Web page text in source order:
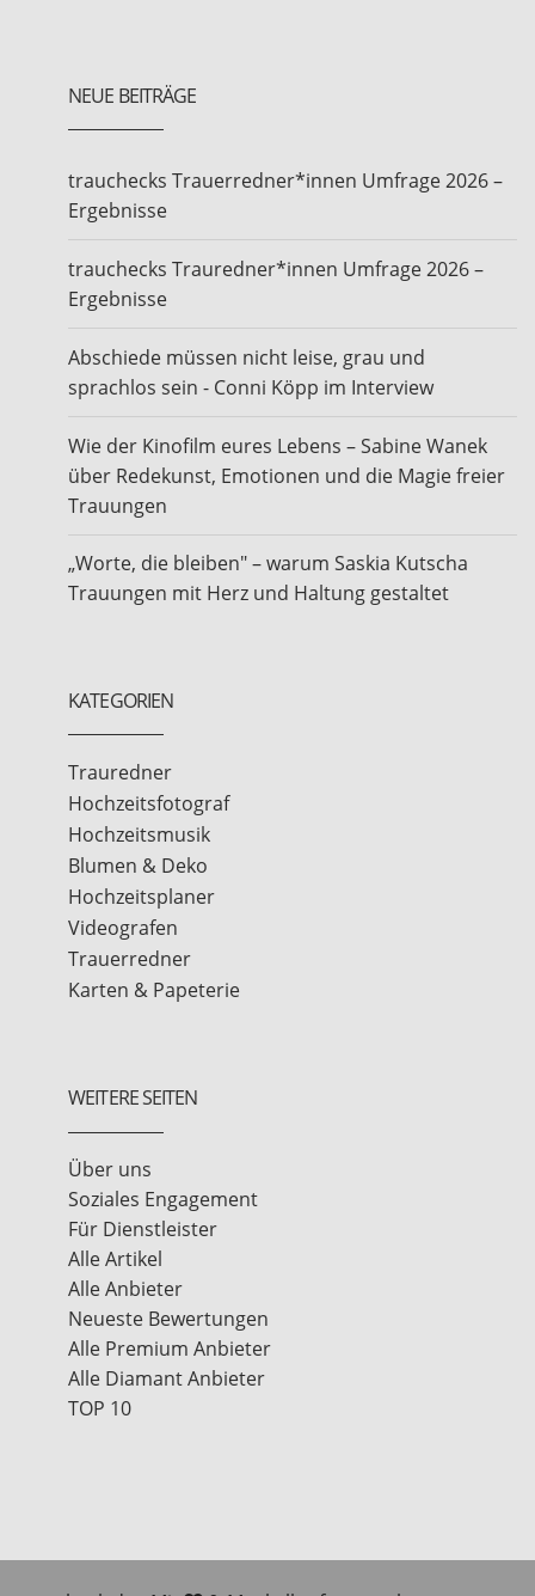
NEUE BEITRÄGE
trauchecks Trauerredner*innen Umfrage 2026 –
Ergebnisse
trauchecks Trauredner*innen Umfrage 2026 –
Ergebnisse
Abschiede müssen nicht leise, grau und
sprachlos sein - Conni Köpp im Interview
Wie der Kinofilm eures Lebens – Sabine Wanek
über Redekunst, Emotionen und die Magie freier
Trauungen
„Worte, die bleiben" – warum Saskia Kutscha
Trauungen mit Herz und Haltung gestaltet
KATEGORIEN
Trauredner
Hochzeitsfotograf
Hochzeitsmusik
Blumen & Deko
Hochzeitsplaner
Videografen
Trauerredner
Karten & Papeterie
WEITERE SEITEN
Über uns
Soziales Engagement
Für Dienstleister
Alle Artikel
Alle Anbieter
Neueste Bewertungen
Alle Premium Anbieter
Alle Diamant Anbieter
TOP 10